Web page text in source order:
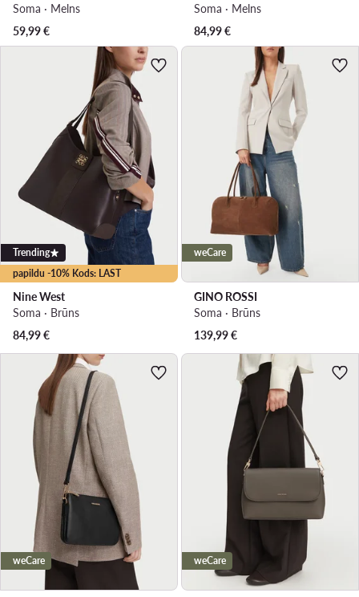
Soma · Melns
59,99€
Soma · Melns
84,99€
papildu -10% Kods: LAST
Trending
Nine West
Soma · Brūns
84,99€
weCare
GINO ROSSI
Soma · Brūns
139,99€
weCare weCare